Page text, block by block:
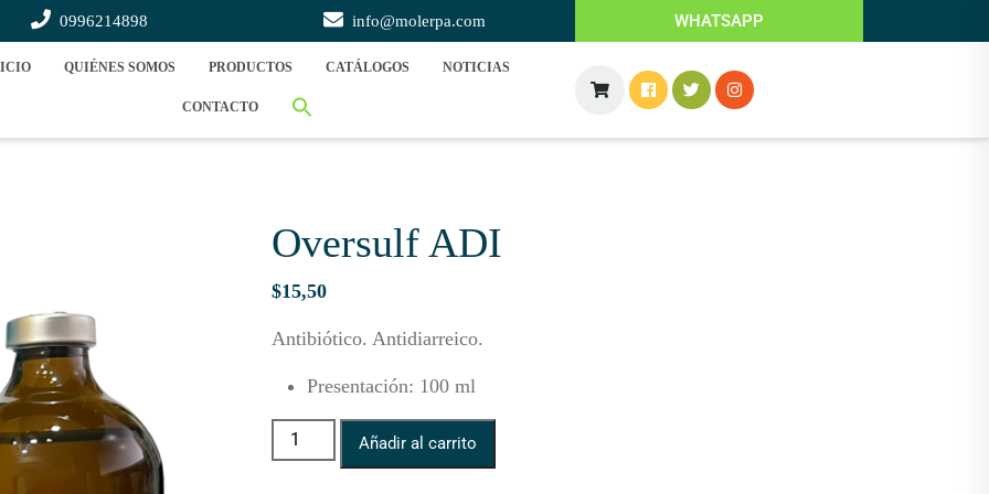
0996214898 info@molerpa.com WHATSAPP
QUIÉNES SOMOS PRODUCTOS CATÁLOGOS NOTICIAS
CONTACTO
Oversulf ADI
$15,50
Antibiótico. Antidiarreico.
Presentación: 100 ml
Oversulf ADI cantidad
Añadir al carrito